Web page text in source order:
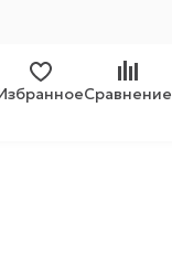
Сравнение